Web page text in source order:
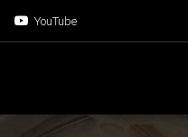
YouTube